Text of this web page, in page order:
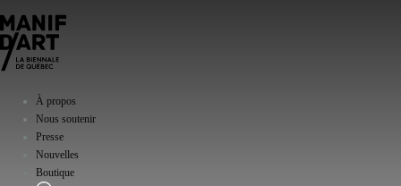
À propos
Nous soutenir
Presse
Nouvelles
Boutique